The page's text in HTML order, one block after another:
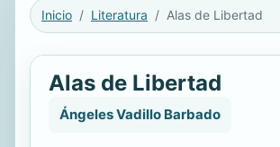
Inicio Literatura Alas de Libertad
Alas de Libertad
Ángeles Vadillo Barbado